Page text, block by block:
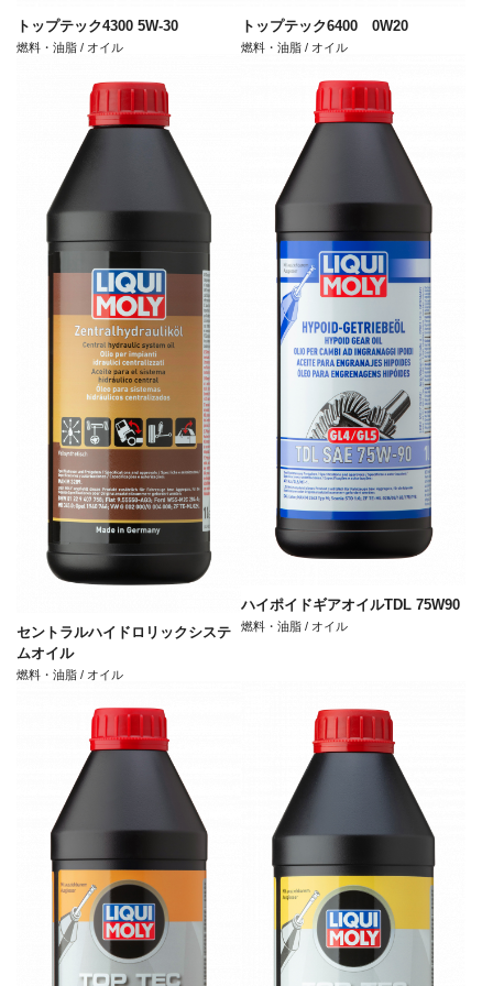
トップテック4300 5W-30
燃料・油脂 / オイル
トップテック6400 0W20
燃料・油脂 / オイル
セントラルハイドロリックシステ
ムオイル
燃料・油脂 / オイル
ハイポイドギアオイルTDL 75W90
燃料・油脂 / オイル